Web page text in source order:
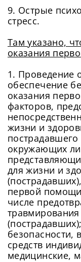
9. Острые
стресс.
Там указано,
оказания
1. Проведение
обеспечение
оказания
факторов,
жизни и
окружающих
для жизни и
первой
числе
безопасности,
средств
медицинские,